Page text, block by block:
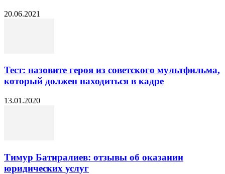
20.06.2021
Тест: назовите героя из советского мультфильма,
который должен находиться в кадре
13.01.2020
Тимур Батиралиев: отзывы об оказании
юридических услуг